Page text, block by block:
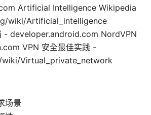
Artificial Intelligence Wikipedia
wiki/Artificial_intelligence
- developer.android.com NordVPN
VPN 安全最佳实践 -
Virtual_private_network
场景